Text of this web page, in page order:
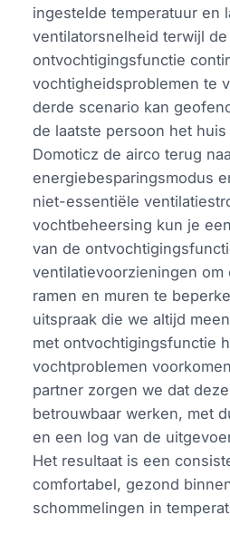
ingestelde temperatuur en
ventilatorsnelheid terwijl de
ontvochtigingsfunctie
vochtigheidsproblemen te
derde scenario kan
de laatste persoon het
Domoticz de airco terug
energiebesparingsmodus
niet-essentiële
vochtbeheersing kun je
van de
ventilatievoorzieningen om
ramen en muren te
uitspraak die we altijd
met ontvochtigingsfunctie
vochtproblemen
partner zorgen we dat deze
betrouwbaar werken, met
en een log van de
Het resultaat is een
comfortabel, gezond
schommelingen in